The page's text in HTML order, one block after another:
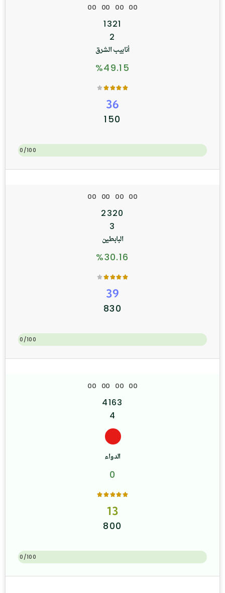
أنابيب الشرق
%49.15
36
150
0/100
00 00 00 00
1321
2
البابطين
%30.16
39
830
0/100
00 00 00 00
2320
3
الدواء
0
13
800
0/100
00 00 00 00
4163
4